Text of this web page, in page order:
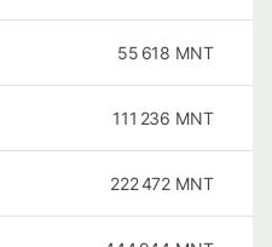
55 618 MNT
111 236 MNT
222 472 MNT